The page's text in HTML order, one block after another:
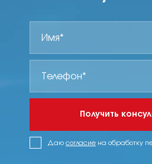
Получить
Даю согласие на обработку